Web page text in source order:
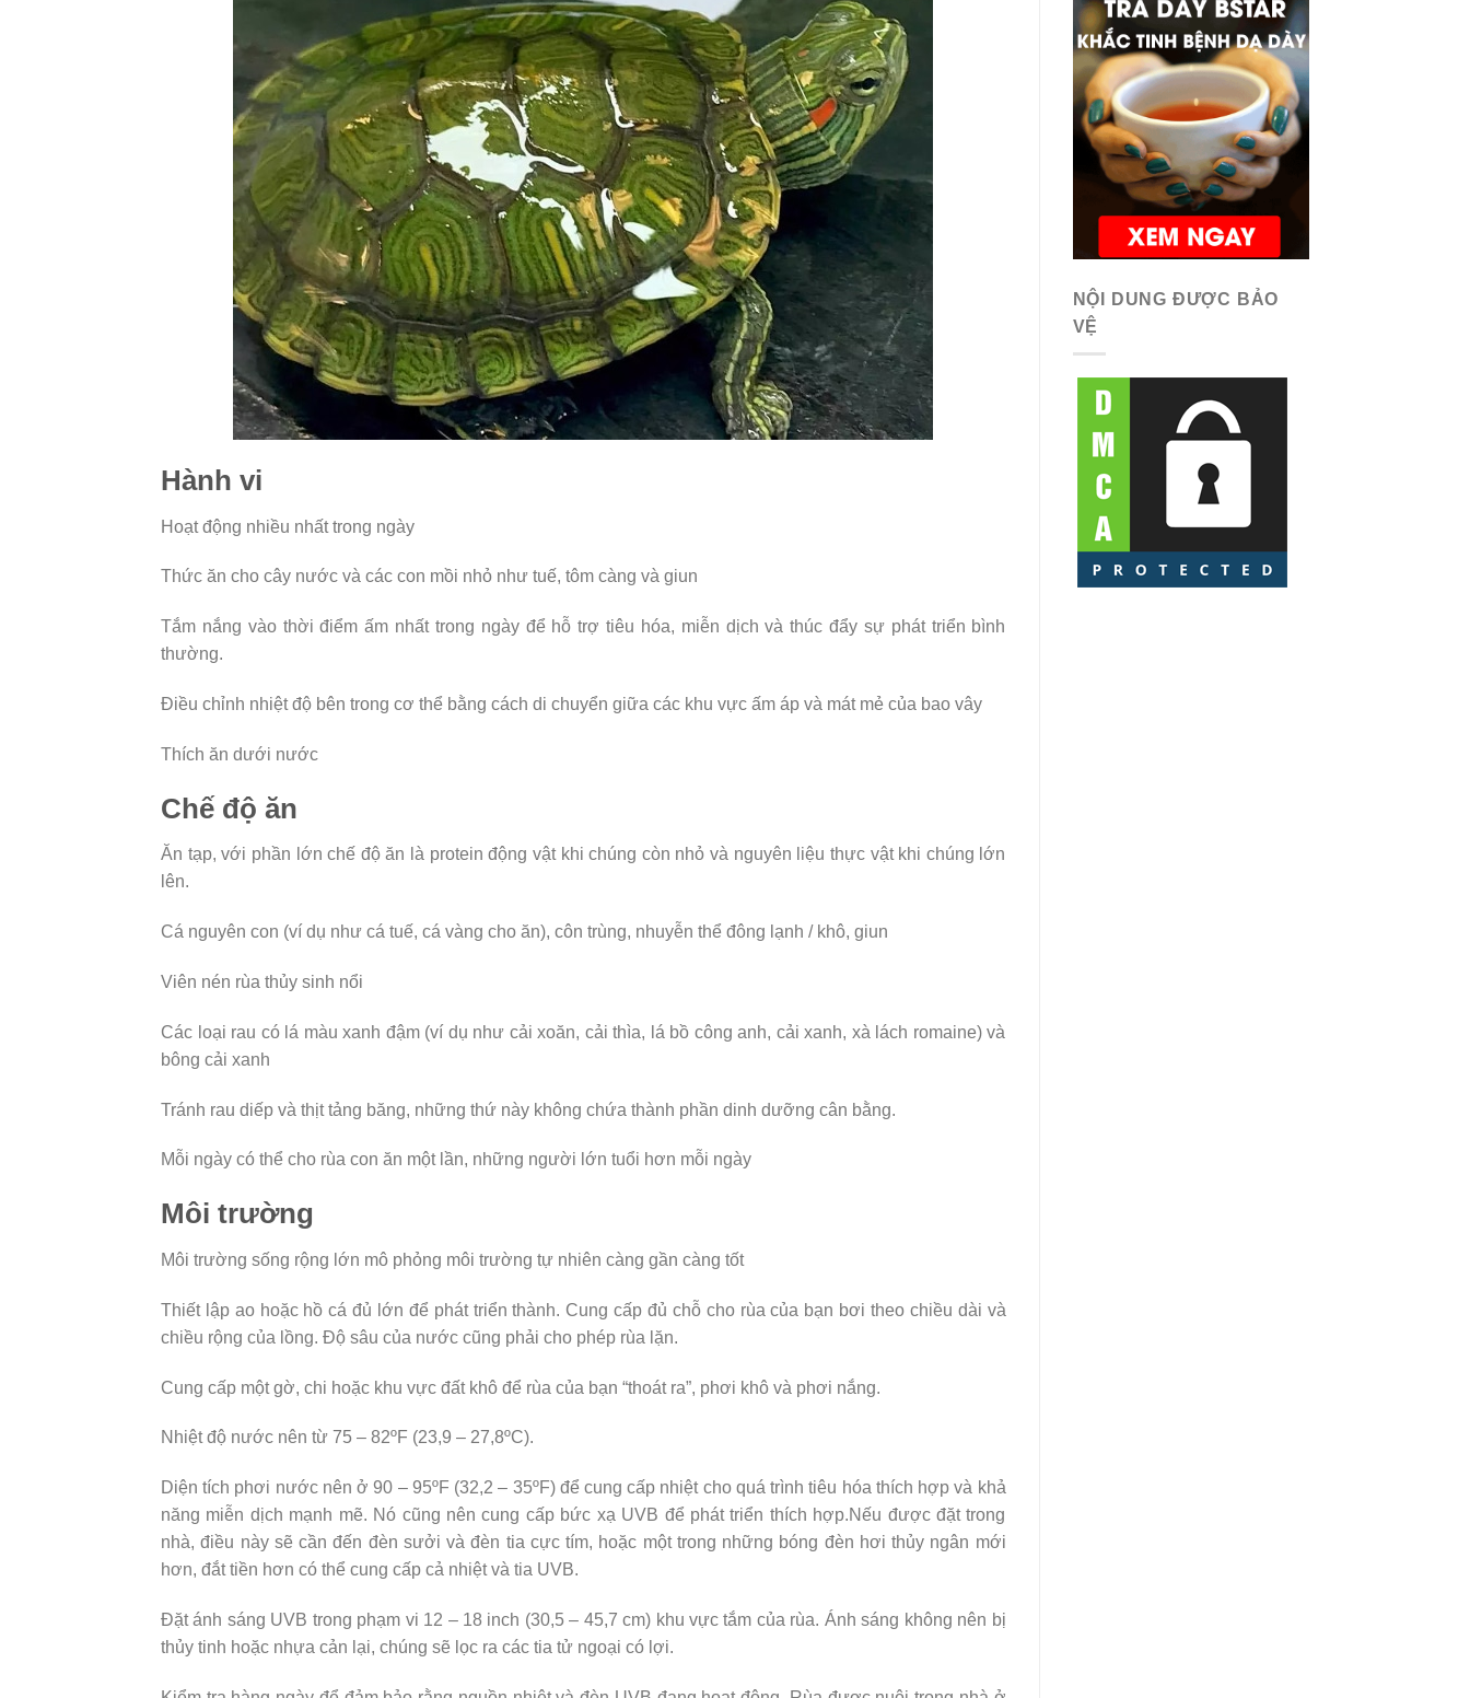
Hành vi
Hoạt động nhiều nhất trong ngày
Thức ăn cho cây nước và các con mồi nhỏ như tuế, tôm càng và giun
Tắm nắng vào thời điểm ấm nhất trong ngày để hỗ trợ tiêu hóa, miễn dịch và thúc đẩy sự phát triển bình
thường.
Điều chỉnh nhiệt độ bên trong cơ thể bằng cách di chuyển giữa các khu vực ấm áp và mát mẻ của bao vây
Thích ăn dưới nước
Chế độ ăn
Ăn tạp, với phần lớn chế độ ăn là protein động vật khi chúng còn nhỏ và nguyên liệu thực vật khi chúng lớn
lên.
Cá nguyên con (ví dụ như cá tuế, cá vàng cho ăn), côn trùng, nhuyễn thể đông lạnh / khô, giun
Viên nén rùa thủy sinh nổi
Các loại rau có lá màu xanh đậm (ví dụ như cải xoăn, cải thìa, lá bồ công anh, cải xanh, xà lách romaine) và
bông cải xanh
Tránh rau diếp và thịt tảng băng, những thứ này không chứa thành phần dinh dưỡng cân bằng.
Mỗi ngày có thể cho rùa con ăn một lần, những người lớn tuổi hơn mỗi ngày
Môi trường
Môi trường sống rộng lớn mô phỏng môi trường tự nhiên càng gần càng tốt
Thiết lập ao hoặc hồ cá đủ lớn để phát triển thành. Cung cấp đủ chỗ cho rùa của bạn bơi theo chiều dài và
chiều rộng của lồng. Độ sâu của nước cũng phải cho phép rùa lặn.
Cung cấp một gờ, chi hoặc khu vực đất khô để rùa của bạn “thoát ra”, phơi khô và phơi nắng.
Nhiệt độ nước nên từ 75 – 82ºF (23,9 – 27,8ºC).
Diện tích phơi nước nên ở 90 – 95ºF (32,2 – 35ºF) để cung cấp nhiệt cho quá trình tiêu hóa thích hợp và khả
năng miễn dịch mạnh mẽ. Nó cũng nên cung cấp bức xạ UVB để phát triển thích hợp.Nếu được đặt trong
nhà, điều này sẽ cần đến đèn sưởi và đèn tia cực tím, hoặc một trong những bóng đèn hơi thủy ngân mới
hơn, đắt tiền hơn có thể cung cấp cả nhiệt và tia UVB.
Đặt ánh sáng UVB trong phạm vi 12 – 18 inch (30,5 – 45,7 cm) khu vực tắm của rùa. Ánh sáng không nên bị
thủy tinh hoặc nhựa cản lại, chúng sẽ lọc ra các tia tử ngoại có lợi.
NỘI DUNG ĐƯỢC BẢO
VỆ